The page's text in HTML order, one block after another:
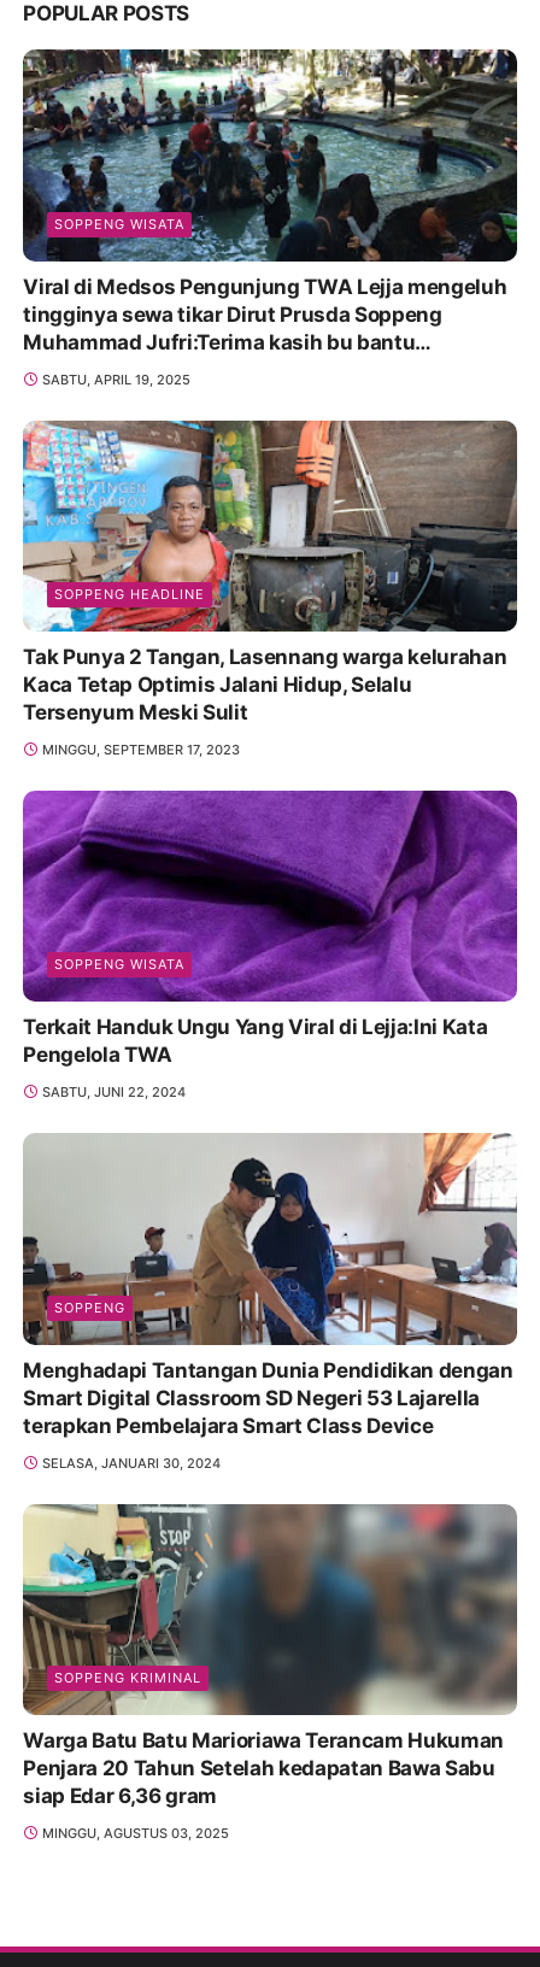
POPULAR POSTS
SOPPENG WISATA
Viral di Medsos Pengunjung TWA Lejja mengeluh
tingginya sewa tikar Dirut Prusda Soppeng
Muhammad Jufri:Terima kasih bu bantu
Promosikan
SABTU, APRIL 19, 2025
SOPPENG HEADLINE
Tak Punya 2 Tangan, Lasennang warga kelurahan
Kaca Tetap Optimis Jalani Hidup, Selalu
Tersenyum Meski Sulit
MINGGU, SEPTEMBER 17, 2023
SOPPENG WISATA
Terkait Handuk Ungu Yang Viral di Lejja:Ini Kata
Pengelola TWA
SABTU, JUNI 22, 2024
SOPPENG
Menghadapi Tantangan Dunia Pendidikan dengan
Smart Digital Classroom SD Negeri 53 Lajarella
terapkan Pembelajara Smart Class Device
SELASA, JANUARI 30, 2024
SOPPENG KRIMINAL
Warga Batu Batu Marioriawa Terancam Hukuman
Penjara 20 Tahun Setelah kedapatan Bawa Sabu
siap Edar 6,36 gram
MINGGU, AGUSTUS 03, 2025